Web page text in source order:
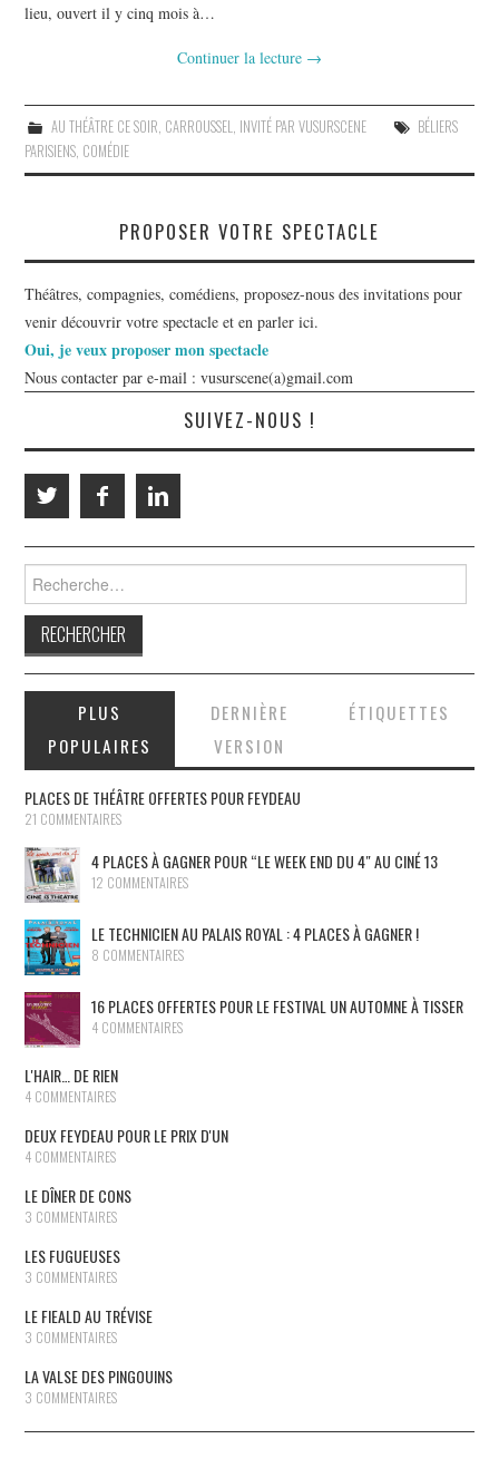
lieu, ouvert il y cinq mois à…
Continuer la lecture →
AU THÉÂTRE CE SOIR CARROUSSEL INVITÉ PAR VUSURSCENE
BÉLIERS
PARISIENS COMÉDIE
PROPOSER VOTRE SPECTACLE
Théâtres, compagnies, comédiens, proposez-nous des invitations pour
venir découvrir votre spectacle et en parler ici.
Oui, je veux proposer mon spectacle
Nous contacter par e-mail : vusurscene(a)gmail.com
SUIVEZ-NOUS !
PLUS
POPULAIRES
DERNIÈRE
VERSION
ÉTIQUETTES
PLACES DE THÉÂTRE OFFERTES POUR FEYDEAU
21 COMMENTAIRES
4 PLACES À GAGNER POUR “LE WEEK END DU 4″ AU CINÉ 13
12 COMMENTAIRES
LE TECHNICIEN AU PALAIS ROYAL : 4 PLACES À GAGNER !
8 COMMENTAIRES
16 PLACES OFFERTES POUR LE FESTIVAL UN AUTOMNE À TISSER
4 COMMENTAIRES
L'HAIR… DE RIEN
4 COMMENTAIRES
DEUX FEYDEAU POUR LE PRIX D'UN
4 COMMENTAIRES
LE DÎNER DE CONS
3 COMMENTAIRES
LES FUGUEUSES
3 COMMENTAIRES
LE FIEALD AU TRÉVISE
3 COMMENTAIRES
LA VALSE DES PINGOUINS
3 COMMENTAIRES